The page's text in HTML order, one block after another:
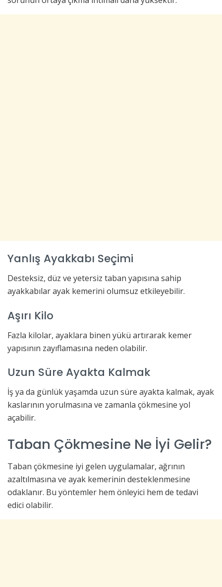
Yanlış Ayakkabı Seçimi
Desteksiz, düz ve yetersiz taban yapısına sahip
ayakkabılar ayak kemerini olumsuz etkileyebilir.
Aşırı Kilo
Fazla kilolar, ayaklara binen yükü artırarak kemer
yapısının zayıflamasına neden olabilir.
Uzun Süre Ayakta Kalmak
İş ya da günlük yaşamda uzun süre ayakta kalmak, ayak
kaslarının yorulmasına ve zamanla çökmesine yol
açabilir.
Taban Çökmesine Ne İyi Gelir?
Taban çökmesine iyi gelen uygulamalar, ağrının
azaltılmasına ve ayak kemerinin desteklenmesine
odaklanır. Bu yöntemler hem önleyici hem de tedavi
edici olabilir.